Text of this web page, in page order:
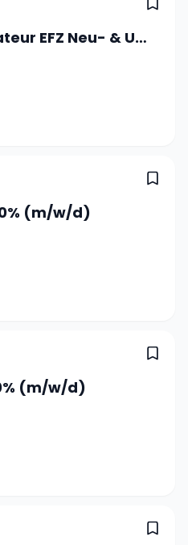
Elektroinstallateur EFZ Neu- & Umbauten 80 - 100% (m/w/d)
(m/w/d)
(m/w/d)